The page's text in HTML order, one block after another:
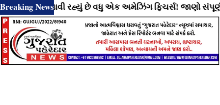
Breaking News
લાવી રહ્યું છે વધુ એક અમેઝિંગ ફિચર્સ! જાણો સંપૂર્ણ